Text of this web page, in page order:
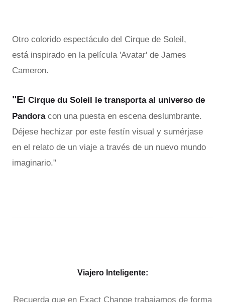
Otro colorido espectáculo del Cirque de Soleil,
está inspirado en la película 'Avatar' de James
Cameron.
"El Cirque du Soleil le transporta al universo de
Pandora con una puesta en escena deslumbrante.
Déjese hechizar por este festín visual y sumérjase
en el relato de un viaje a través de un nuevo mundo
imaginario."
Viajero Inteligente:
Recuerda que en Exact Change trabajamos de forma